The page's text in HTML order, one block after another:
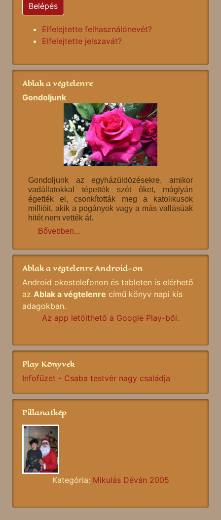
Belépés
Elfelejtette felhasználónevét?
Elfelejtette jelszavát?
Ablak a végtelenre
Gondoljunk
Gondoljunk az egyházüldözésekre, amikor
vadállatokkal tépették szét őket, máglyán
égették el, csonkították meg a katolikusok
millióit, akik a pogányok vagy a más vallásúak
hitét nem vették át.
Bővebben...
Ablak a végtelenre Android-on
Android okostelefonon és tableten is elérhető
az Ablak a végtelenre című könyv napi kis
adagokban.
Az app letölthető a Google Play-ből.
Play Könyvek
Infofüzet - Csaba testvér nagy családja
Pillanatkép
Kategória: Mikulás Déván 2005